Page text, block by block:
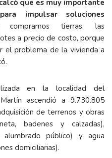
que es muy importante
impulsar soluciones
compramos tierras, las
a precio de costo, porque
el problema de la vivienda a
en la localidad del
ascendió a 9.730.805
de terrenos y obras
badenes y calzadas),
público) y agua
domiciliarias).